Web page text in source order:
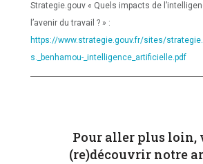
Strategie.gouv « Quels impacts de
l’avenir du travail ? » :
https://www.strategie.gouv.fr/sites/
s._benhamou-_intelligence_artificielle.pdf
Pour aller plus loin,
(re)découvrir notre